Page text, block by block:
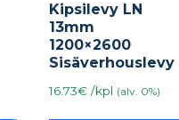
Kipsilevy LN
13mm
1200×2600
Sisäverhouslevy
16.73€ /kpl (alv. 0%)